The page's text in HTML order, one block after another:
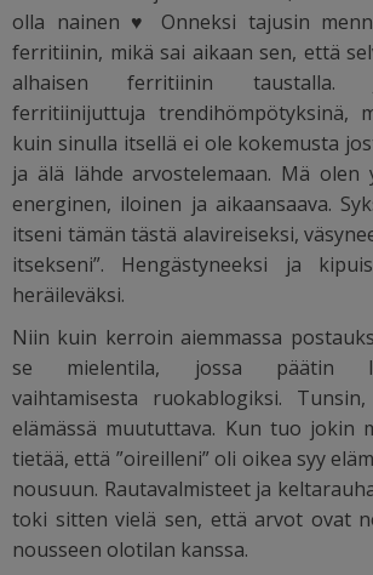
olla nainen ♥ Onneksi tajusin
ferritiinin, mikä sai aikaan sen, että
alhaisen ferritiinin taustalla.
ferritiinijuttuja trendihömpötyksinä,
kuin sinulla itsellä ei ole kokemusta
ja älä lähde arvostelemaan. Mä olen
energinen, iloinen ja aikaansaava.
itseni tämän tästä alavireiseksi,
itsekseni”. Hengästyneeksi ja
heräileväksi.
Niin kuin kerroin aiemmassa
se mielentila, jossa päätin
vaihtamisesta ruokablogiksi.
elämässä muututtava. Kun tuo jokin
tietää, että ”oireilleni” oli oikea syy
nousuun. Rautavalmisteet ja
toki sitten vielä sen, että arvot ovat
nousseen olotilan kanssa.